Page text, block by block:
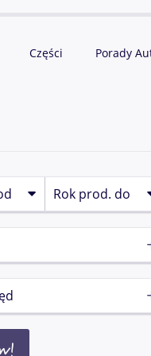
Części Porady